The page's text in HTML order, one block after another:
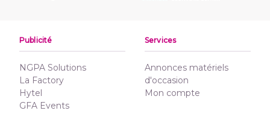
Publicité
NGPA Solutions
La Factory
Hytel
GFA Events
Services
Annonces matériels
d'occasion
Mon compte